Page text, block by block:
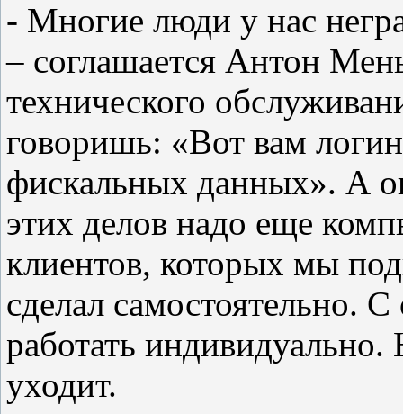
- Многие люди у нас
– соглашается Антон
технического
говоришь: «Вот вам
фискальных данных». А
этих делов надо еще
клиентов, которых мы
сделал самостоятельно.
работать
уходит.